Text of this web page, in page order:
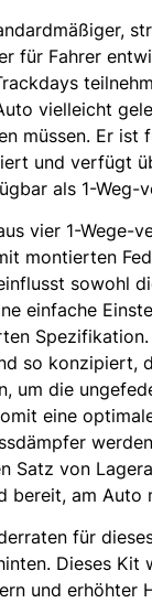
für Fahrer
vielleicht
müssen. Er ist
und verfügt
als 1-Weg-
vier 1-Wege-
montierten
sowohl
einfache
Spezifikation.
so konzipiert,
um die
eine
Satz von
bereit, am Auto
für
Dieses Kit
und erhöhter